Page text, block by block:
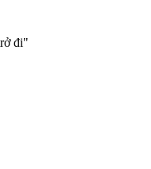
đi"